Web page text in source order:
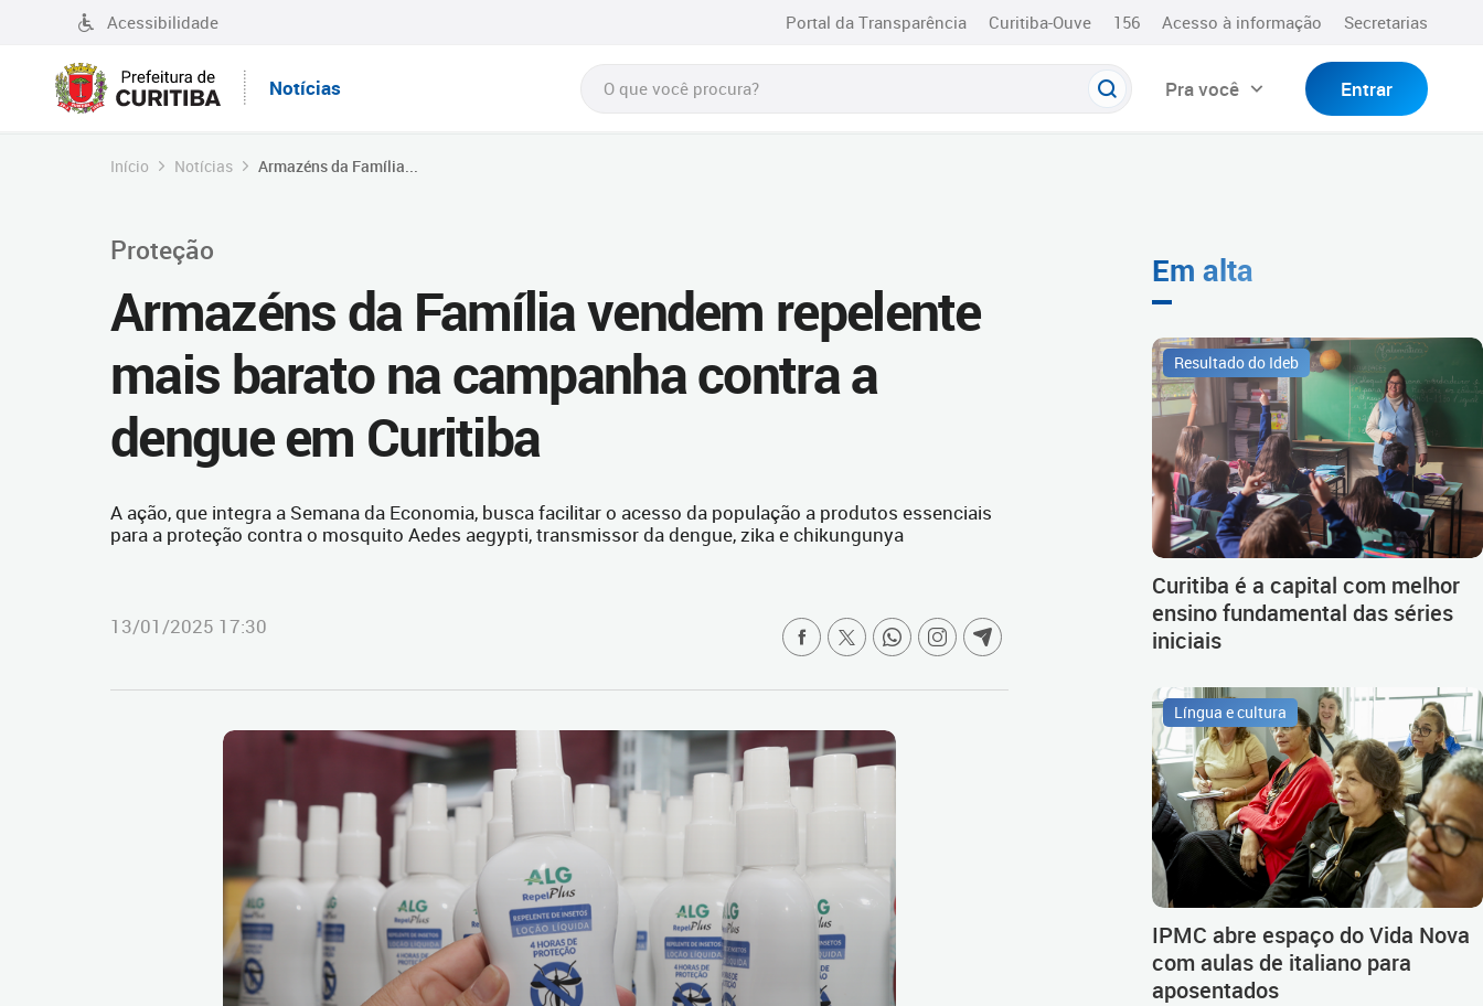
Acessibilidade Portal da Transparência Curitiba-Ouve 156 Acesso à informação Secretarias
Notícias Pra você Entrar
Início Notícias Armazéns da Família...
Proteção
Armazéns da Família vendem repelente
mais barato na campanha contra a
dengue em Curitiba
A ação, que integra a Semana da Economia, busca facilitar o acesso da população a produtos essenciais
para a proteção contra o mosquito Aedes aegypti, transmissor da dengue, zika e chikungunya
13/01/2025 17:30
Em alta
Resultado do Ideb
Curitiba é a capital com melhor
ensino fundamental das séries
iniciais
Língua e cultura
IPMC abre espaço do Vida Nova
com aulas de italiano para
aposentados